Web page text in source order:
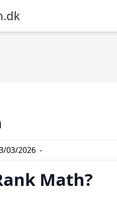
03/2026 -
Math?